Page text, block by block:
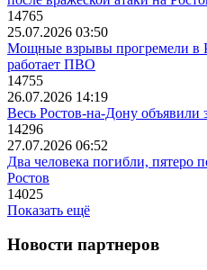
14765
25.07.2026 03:50
Мощные взрывы прогремели в
работает ПВО
14755
26.07.2026 14:19
Весь Ростов-на-Дону
14296
27.07.2026 06:52
Два человека погибли, пятеро
Ростов
14025
Показать ещё
Новости партнеров